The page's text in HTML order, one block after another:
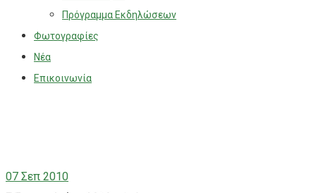
Πρόγραμμα Εκδηλώσεων
Φωτογραφίες
Νέα
Επικοινωνία
07 Σεπ 2010